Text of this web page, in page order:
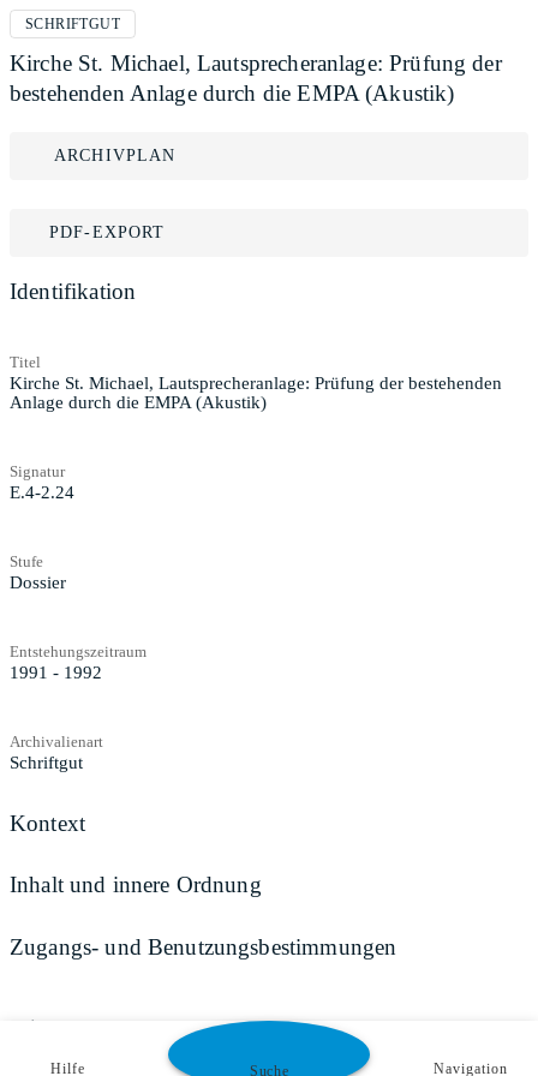
SCHRIFTGUT
Kirche St. Michael, Lautsprecheranlage: Prüfung der
bestehenden Anlage durch die EMPA (Akustik)
ARCHIVPLAN
PDF-EXPORT
Identifikation
Titel
Kirche St. Michael, Lautsprecheranlage: Prüfung der bestehenden
Anlage durch die EMPA (Akustik)
Signatur
E.4-2.24
Stufe
Dossier
Entstehungszeitraum
1991 - 1992
Archivalienart
Schriftgut
Kontext
Inhalt und innere Ordnung
Zugangs- und Benutzungsbestimmungen
Teilen
Hilfe Suche Navigation